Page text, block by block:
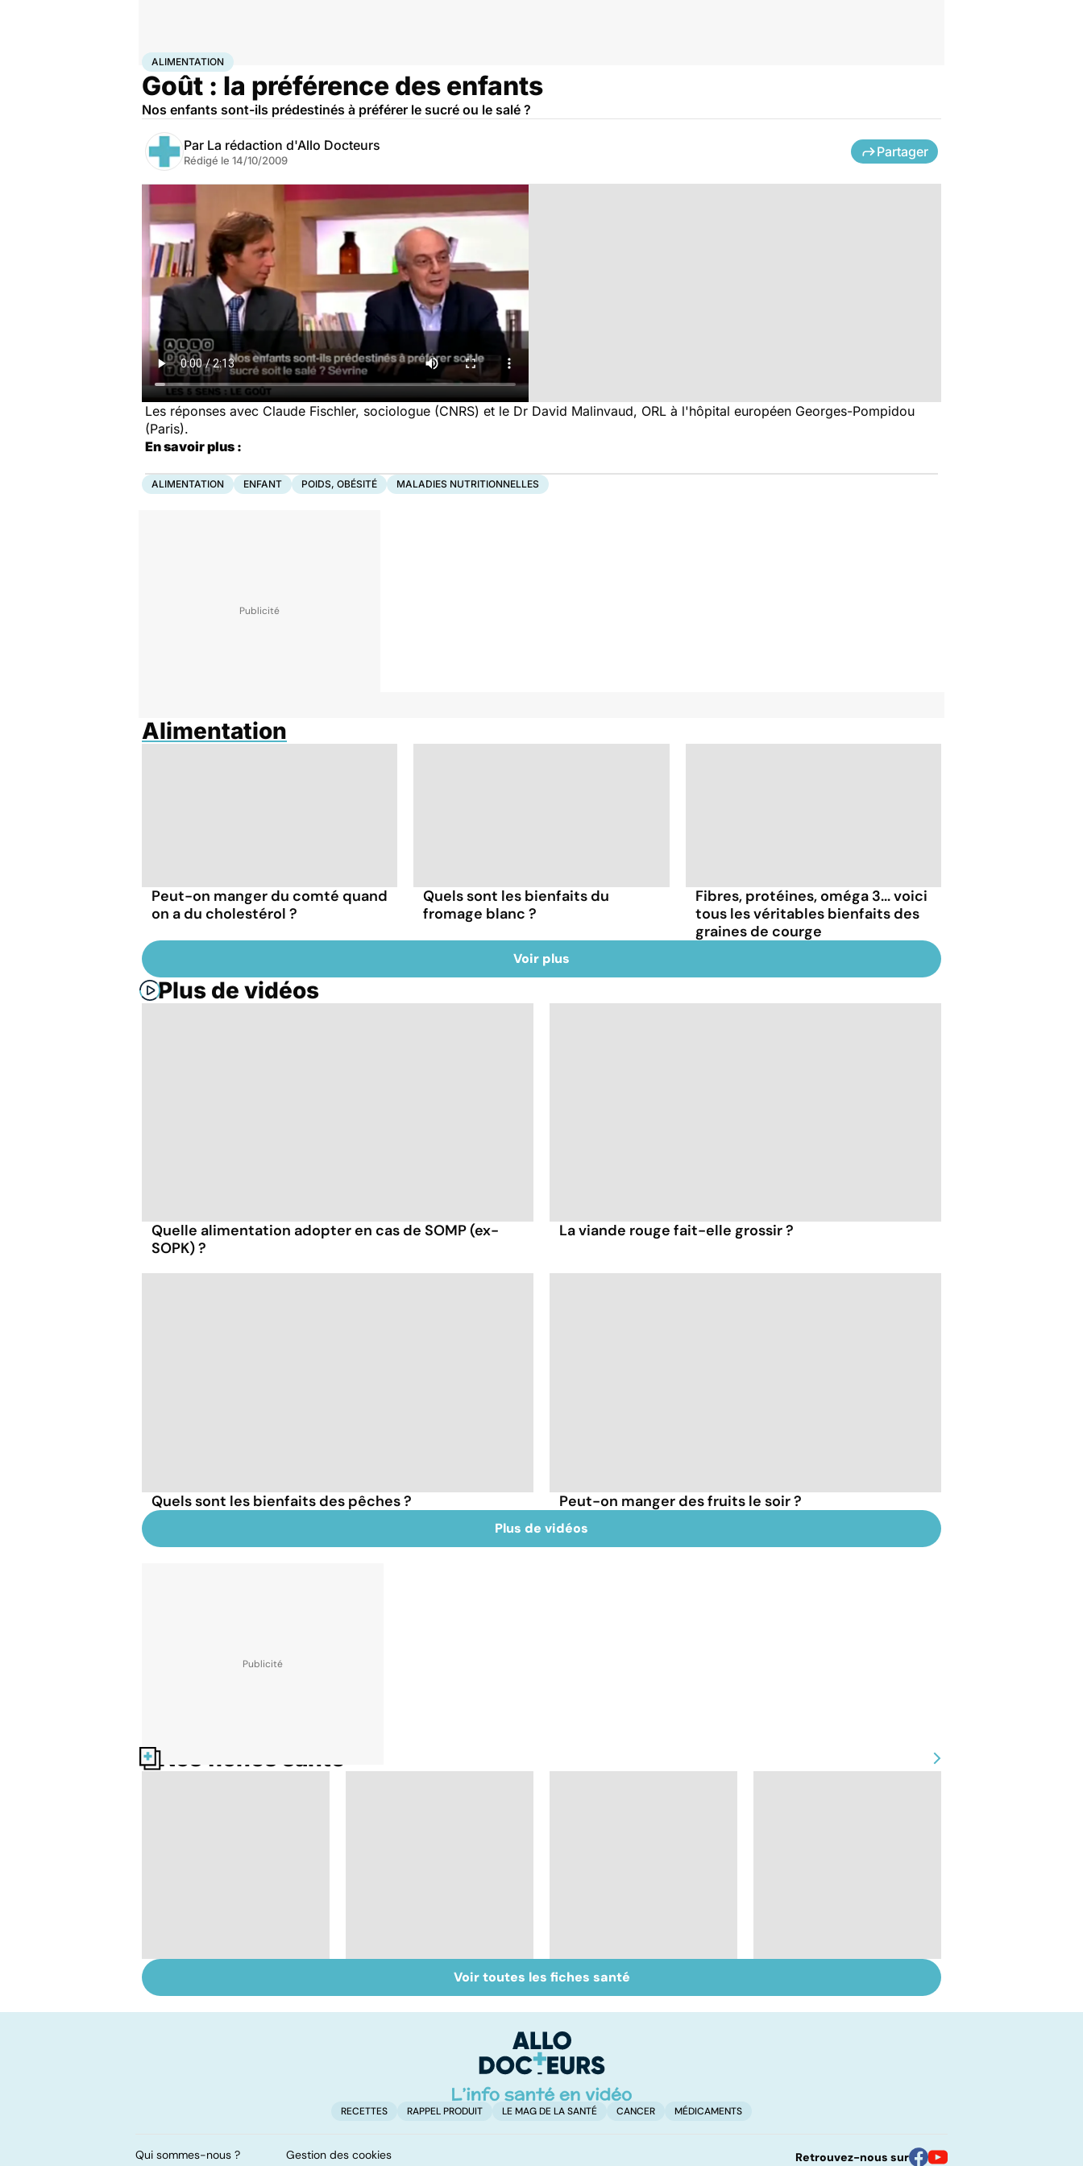
AccueilFamilleEnfant
ALIMENTATION
Goût : la préférence des enfants
Nos enfants sont-ils prédestinés à préférer le sucré ou le salé ?
Par La rédaction d'Allo Docteurs
Rédigé le 14/10/2009
Partager
Les réponses avec Claude Fischler, sociologue (CNRS) et le Dr David Malinvaud, ORL à l'hôpital européen Georges-Pompidou
(Paris).
En savoir plus :
ALIMENTATION ENFANT POIDS, OBÉSITÉ MALADIES NUTRITIONNELLES
Alimentation
Peut-on manger du comté quand
on a du cholestérol ?
Quels sont les bienfaits du
fromage blanc ?
Fibres, protéines, oméga 3... voici
tous les véritables bienfaits des
graines de courge
Voir plus
Plus de vidéos
Quelle alimentation adopter en cas de SOMP (ex-
SOPK) ?
La viande rouge fait-elle grossir ?
Quels sont les bienfaits des pêches ? Peut-on manger des fruits le soir ?
Plus de vidéos
Nos fiches santé
de l'attention avec
Accident vasculaire
cérébral : l'enfant
Trisomie 21 : du
dépistage à la prise
l'importance de la
Voir toutes les fiches santé
RECETTES RAPPEL PRODUIT LE MAG DE LA SANTÉ CANCER MÉDICAMENTS
Qui sommes-nous ? Gestion des cookies Retrouvez-nous sur